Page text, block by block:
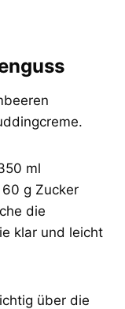
ml
g Zucker
die
klar und leicht
über die